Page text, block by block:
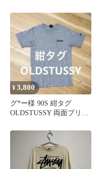
¥3,800
グ*ー様 90S 紺タグ
OLDSTUSSY 両面プリン